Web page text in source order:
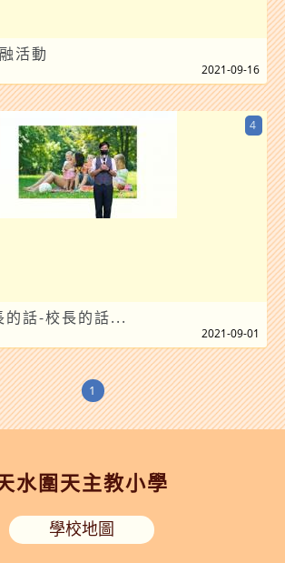
活動
2021-09-16
話-校長的話...
4
2021-09-01
1
水圍天主教小學
學校地圖